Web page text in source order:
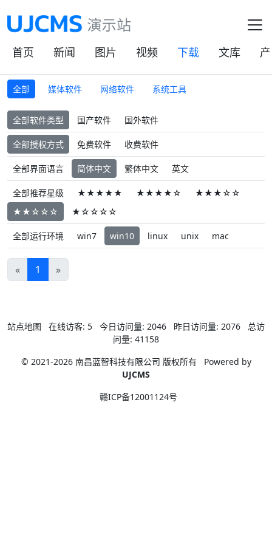
首页 新闻 图片 视频 下载 文库
全部 媒体软件 网络软件 系统工具
全部软件类型 国产软件 国外软件
全部授权方式 免费软件 收费软件
全部界面语言 简体中文 繁体中文 英文
全部推荐星级 ★★★★★ ★★★★☆
★★★☆☆
★★☆☆☆
★☆☆☆☆
全部运行环境 win7 win10 linux unix mac
« 1 »
站点地图 在线访客: 5 今日访问量: 2046 昨日访问量: 2076
总访
问量: 41158
© 2021-2026 南昌蓝智科技有限公司 版权所有
Powered by
UJCMS
赣ICP备12001124号